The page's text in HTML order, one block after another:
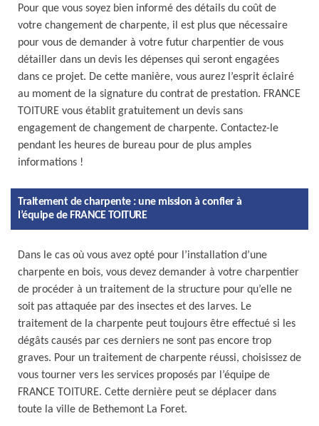
Pour que vous soyez bien informé des détails du coût de
votre changement de charpente, il est plus que nécessaire
pour vous de demander à votre futur charpentier de vous
détailler dans un devis les dépenses qui seront engagées
dans ce projet. De cette manière, vous aurez l’esprit éclairé
au moment de la signature du contrat de prestation. FRANCE
TOITURE vous établit gratuitement un devis sans
engagement de changement de charpente. Contactez-le
pendant les heures de bureau pour de plus amples
informations !
Traitement de charpente : une mission à confier à
l’équipe de FRANCE TOITURE
Dans le cas où vous avez opté pour l’installation d’une
charpente en bois, vous devez demander à votre charpentier
de procéder à un traitement de la structure pour qu’elle ne
soit pas attaquée par des insectes et des larves. Le
traitement de la charpente peut toujours être effectué si les
dégâts causés par ces derniers ne sont pas encore trop
graves. Pour un traitement de charpente réussi, choisissez de
vous tourner vers les services proposés par l’équipe de
FRANCE TOITURE. Cette dernière peut se déplacer dans
toute la ville de Bethemont La Foret.